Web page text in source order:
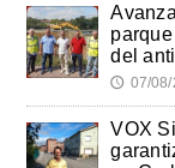
del
🕔 07/08/
VOX